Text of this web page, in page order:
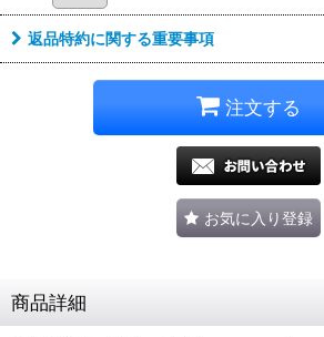
返品特約に関する重要事項
注文する
お気に入り登録
商品詳細